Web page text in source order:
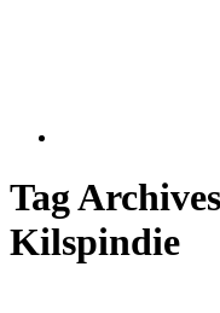
Tag
Kilspindie